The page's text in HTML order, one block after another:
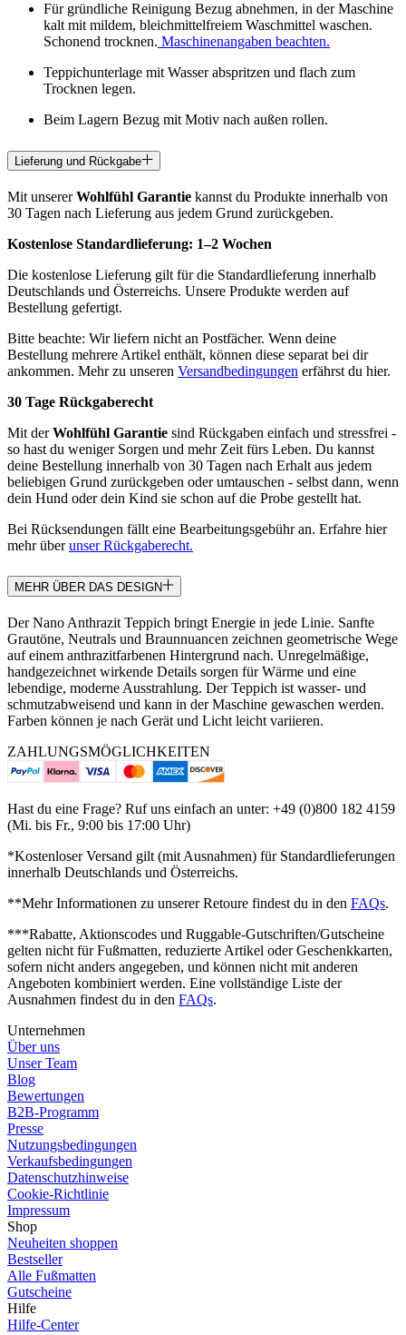
Für gründliche Reinigung Bezug abnehmen, in der Maschine
kalt mit mildem, bleichmittelfreiem Waschmittel waschen.
Schonend trocknen. Maschinenangaben beachten.
Teppichunterlage mit Wasser abspritzen und flach zum
Trocknen legen.
Beim Lagern Bezug mit Motiv nach außen rollen.
Lieferung und Rückgabe
Mit unsererWohlfühl Garantie kannst du Produkte innerhalb von
30 Tagen nach Lieferung aus jedem Grund zurückgeben.
Kostenlose Standardlieferung: 1–2 Wochen
Die kostenlose Lieferung gilt für die Standardlieferung innerhalb
Deutschlands und Österreichs. Unsere Produkte werden auf
Bestellung gefertigt.
Bitte beachte: Wir liefern nicht an Postfächer. Wenn deine
Bestellung mehrere Artikel enthält, können diese separat bei dir
ankommen. Mehr zu unseren Versandbedingungen erfährst du hier.
30 Tage Rückgaberecht
Mit derWohlfühl Garantie sind Rückgaben einfach und stressfrei -
so hast du weniger Sorgen und mehr Zeit fürs Leben. Du kannst
deine Bestellung innerhalb von 30 Tagen nach Erhalt aus jedem
beliebigen Grund zurückgeben oder umtauschen - selbst dann, wenn
dein Hund oder dein Kind sie schon auf die Probe gestellt hat.
Bei Rücksendungen fällt eine Bearbeitungsgebühr an. Erfahre hier
mehr überunser Rückgaberecht.
MEHR ÜBER DAS DESIGN
Der Nano Anthrazit Teppich bringt Energie in jede Linie. Sanfte
Grautöne, Neutrals und Braunnuancen zeichnen geometrische Wege
auf einem anthrazitfarbenen Hintergrund nach. Unregelmäßige,
handgezeichnet wirkende Details sorgen für Wärme und eine
lebendige, moderne Ausstrahlung. Der Teppich ist wasser- und
schmutzabweisend und kann in der Maschine gewaschen werden.
Farben können je nach Gerät und Licht leicht variieren.
ZAHLUNGSMÖGLICHKEITEN
Hast du eine Frage? Ruf uns einfach an unter: +49 (0)800 182 4159
(Mi. bis Fr., 9:00 bis 17:00 Uhr)
*Kostenloser Versand gilt (mit Ausnahmen) für Standardlieferungen
innerhalb Deutschlands und Österreichs.
**Mehr Informationen zu unserer Retoure findest du in den FAQs.
***Rabatte, Aktionscodes und Ruggable-Gutschriften/Gutscheine
gelten nicht für Fußmatten, reduzierte Artikel oder Geschenkkarten,
sofern nicht anders angegeben, und können nicht mit anderen
Angeboten kombiniert werden. Eine vollständige Liste der
Ausnahmen findest du in den FAQs.
Unternehmen
Über uns
Unser Team
Blog
Bewertungen
B2B-Programm
Presse
Nutzungsbedingungen
Verkaufsbedingungen
Datenschutzhinweise
Cookie-Richtlinie
Impressum
Shop
Neuheiten shoppen
Bestseller
Alle Fußmatten
Gutscheine
Hilfe
Hilfe-Center